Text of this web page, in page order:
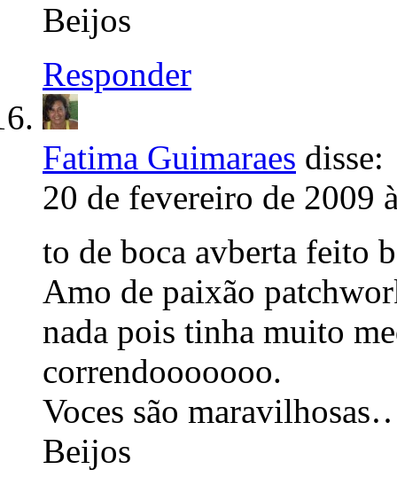
Beijos
Responder
Fatima Guimaraes disse:
20 de fevereiro de 2009
to de boca avberta feito
Amo de paixão
nada pois tinha muito
correndooooooo.
Voces são
Beijos